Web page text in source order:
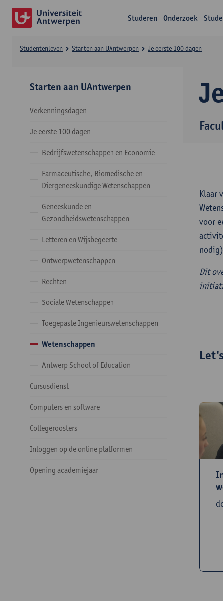
Studeren Onderzoek
Studentenleven Starten aan UAntwerpen Je eerste 100 dagen
Starten aan UAntwerpen
Verkenningsdagen
Je eerste 100 dagen
Bedrijfswetenschappen en Economie
Farmaceutische, Biomedische en
Diergeneeskundige Wetenschappen
Geneeskunde en
Gezondheidswetenschappen
Letteren en Wijsbegeerte
Ontwerpwetenschappen
Rechten
Sociale Wetenschappen
Toegepaste Ingenieurswetenschappen
Wetenschappen
Antwerp School of Education
Cursusdienst
Computers en software
Collegeroosters
Inloggen op de online platformen
Opening academiejaar
Klaar
voor
Dit